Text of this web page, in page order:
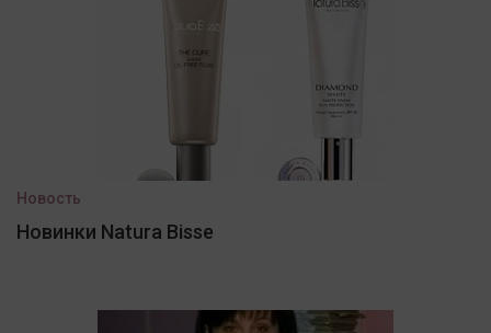
Новость
Новинки Natura Bisse